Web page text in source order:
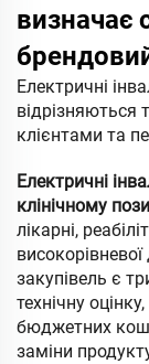
визначає
Електричні
клієнтами та
Електричні
клінічному
лікарні,
закупівель є
технічну
бюджетних
заміни